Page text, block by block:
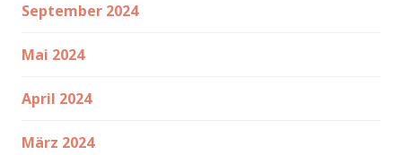
September 2024
Mai 2024
April 2024
März 2024